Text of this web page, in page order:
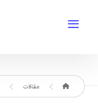
مقالات